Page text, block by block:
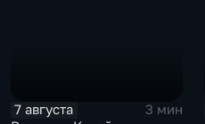
7 августа
3 мин